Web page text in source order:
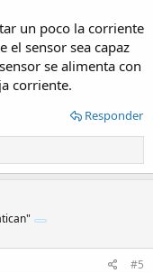
un poco la corriente
el sensor sea capaz
se alimenta con
corriente.
Responder
#5